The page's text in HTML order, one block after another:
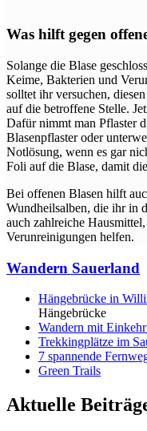
Was hilft gegen
Solange die Blase
Keime, Bakterien und
solltet ihr versuchen,
auf die betroffene Stelle.
Dafür nimmt man Pflaster
Blasenpflaster oder
Notlösung, wenn es gar
Foli auf die Blase, damit
Bei offenen Blasen hilft
Wundheilsalben, die ihr in
auch zahlreiche
Verunreinigungen helfen.
Wandern Sauerland
Hängebrücke in
Hängebrücke
Wandern mit
Trekkingplätze im
7 spannende
Green Trails
Aktuelle